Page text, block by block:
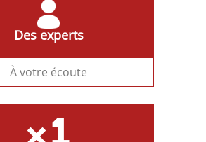
Des experts
À votre écoute